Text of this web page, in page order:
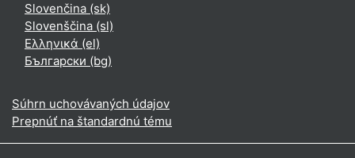
Slovenčina ‎(sk)‎
Slovenščina ‎(sl)‎
Ελληνικά ‎(el)‎
Български ‎(bg)‎
Súhrn uchovávaných údajov
Prepnúť na štandardnú tému